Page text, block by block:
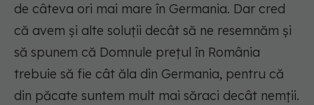
de câteva ori mai mare în Germania. Dar cred
că avem și alte soluții decât să ne resemnăm și
să spunem că Domnule prețul în România
trebuie să fie cât ăla din Germania, pentru că
din păcate suntem mult mai săraci decât nemții.